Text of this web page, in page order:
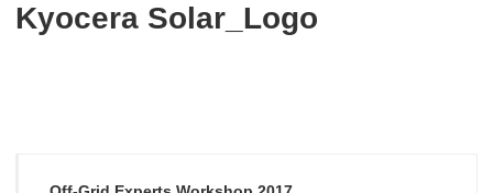
Kyocera Solar_Logo